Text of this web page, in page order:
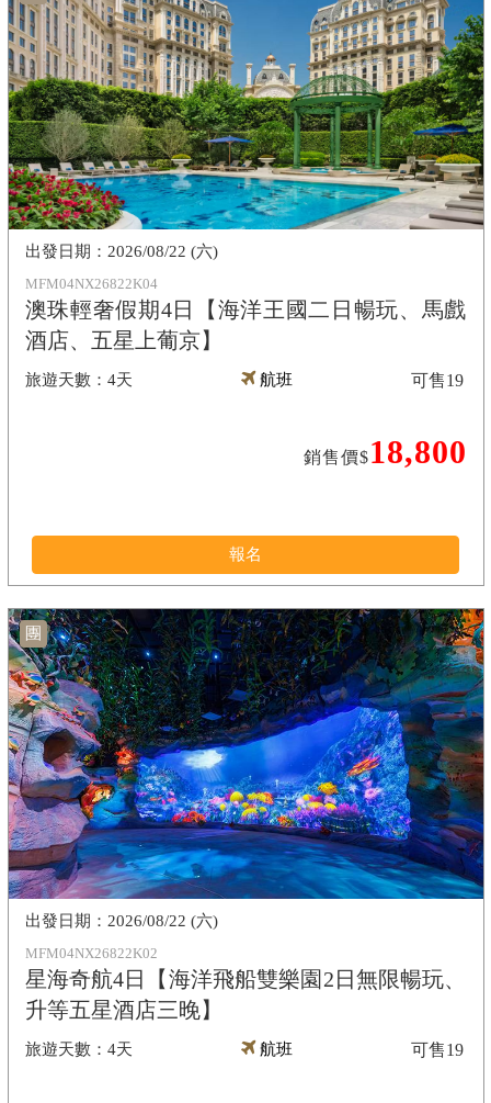
MFM04NX26822K04
澳珠輕奢假期4日【海洋王國二日暢玩、馬戲
酒店、五星上葡京】
4天
2026/08/22 (六)
航班
銷售價$18,800
可售19
報名
團
MFM04NX26822K02
星海奇航4日【海洋飛船雙樂園2日無限暢玩、
升等五星酒店三晚】
4天
2026/08/22 (六)
航班 可售19